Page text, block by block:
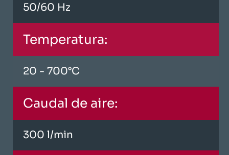
50/60 Hz
Temperatura:
20 - 700°C
Caudal de aire:
300 l/min